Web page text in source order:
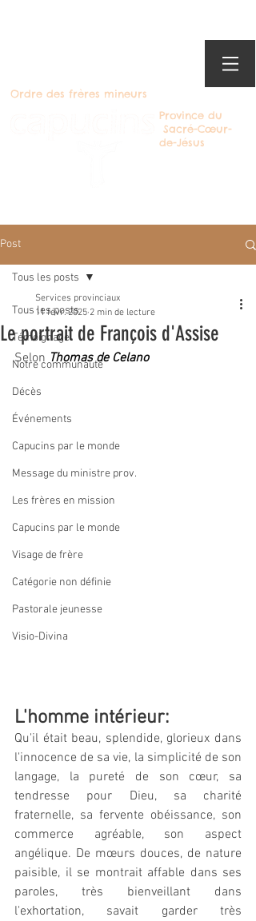
Ordre des frères mineurs
Province du
Sacré-Cœur-
de-Jésus
Post
Tous les posts
Témoignage
Notre communauté
Décès
Événements
Capucins par le monde
Message du ministre prov.
Les frères en mission
Capucins par le monde
Visage de frère
Catégorie non définie
Pastorale jeunesse
Visio-Divina
Tous les posts
Le portrait de François d'Assise
Services provinciaux
11 févr. 2025 2 min de lecture
Selon Thomas de Celano
L'homme intérieur:
Qu'il était beau, splendide, glorieux dans
l'innocence de sa vie, la simplicité de son
langage, la pureté de son cœur, sa
tendresse pour Dieu, sa charité
fraternelle, sa fervente obéissance, son
commerce agréable, son aspect
angélique. De mœurs douces, de nature
paisible, il se montrait affable dans ses
paroles, très bienveillant dans
l'exhortation, savait garder très